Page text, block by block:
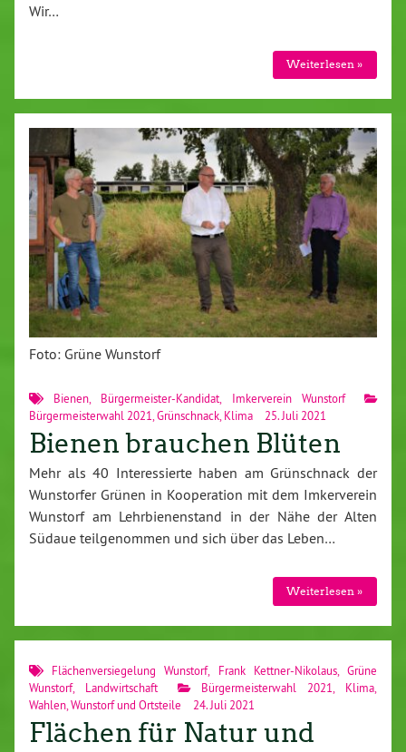
Wir…
Weiterlesen »
Foto: Grüne Wunstorf
Bienen Bürgermeister-Kandidat
Imkerverein Wunstorf
Bürgermeisterwahl 2021 Grünschnack Klima 25. Juli 2021
Bienen brauchen Blüten
Mehr als 40 Interessierte haben am Grünschnack der
Wunstorfer Grünen in Kooperation mit dem Imkerverein
Wunstorf am Lehrbienenstand in der Nähe der Alten
Südaue teilgenommen und sich über das Leben…
Weiterlesen »
Flächenversiegelung Wunstorf, Frank Kettner-Nikolaus,Grüne
Wunstorf, Landwirtschaft Bürgermeisterwahl 2021, Klima,
Wahlen,Wunstorf und Ortsteile 24. Juli 2021
Flächen für Natur und